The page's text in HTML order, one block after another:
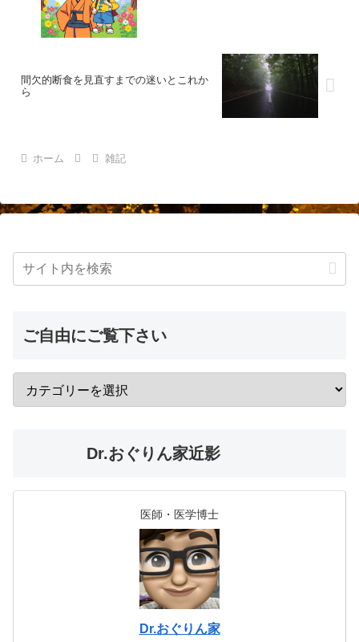
間欠的断食を見直すまでの迷いとこれか
ら
ホーム 雑記
ご自由にご覧下さい
Dr.おぐりん家近影
医師・医学博士
Dr.おぐりん家